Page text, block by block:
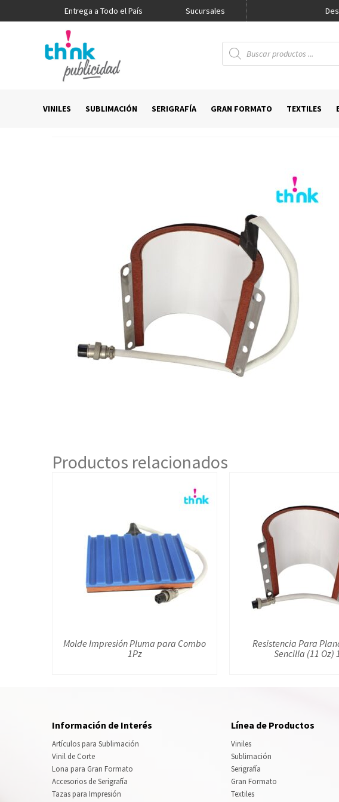
Entrega a Todo el País Sucursales
Promo Think
Búsqueda
de
productos
VINILES SUBLIMACIÓN SERIGRAFÍA GRAN FORMATO TEXTILES
Productos relacionados
Molde Impresión Pluma para Combo
1Pz
Resistencia Para
Sencilla (11 Oz)
Información de Interés
Artículos para Sublimación
Vinil de Corte
Lona para Gran Formato
Accesorios de Serigrafía
Tazas para Impresión
Línea de Productos
Viniles
Sublimación
Serigrafía
Gran Formato
Textiles